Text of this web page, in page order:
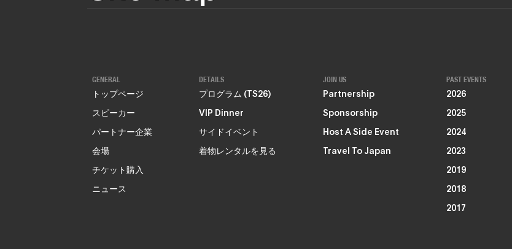
GENERAL
トップページ
スピーカー
パートナー企業
会場
チケット購入
ニュース
DETAILS
プログラム (TS26)
VIP Dinner
サイドイベント
着物レンタルを見る
JOIN US
Partnership
Sponsorship
Host A Side Event
Travel To Japan
PAST EVENTS
2026
2025
2024
2023
2019
2018
2017